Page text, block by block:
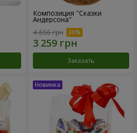
Композиция "Сказки
Андерсона"
4 656 грн
Заказать